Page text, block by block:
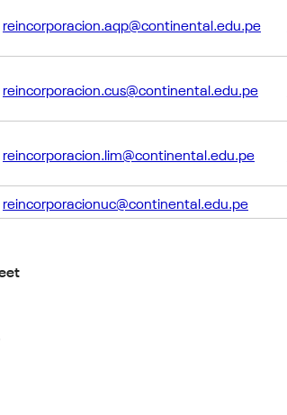
reincorporacion.aqp@continental.edu.pe
reincorporacion.cus@continental.edu.pe
reincorporacion.lim@continental.edu.pe
reincorporacionuc@continental.edu.pe